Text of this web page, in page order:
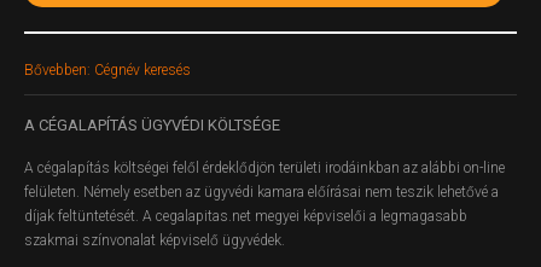
Bővebben: Cégnév keresés
A CÉGALAPÍTÁS ÜGYVÉDI KÖLTSÉGE
A cégalapítás költségei felől érdeklődjön területi irodáinkban az alábbi on-line
felületen. Némely esetben az ügyvédi kamara előírásai nem teszik lehetővé a
díjak feltüntetését. A cegalapitas.net megyei képviselői a legmagasabb
szakmai színvonalat képviselő ügyvédek.